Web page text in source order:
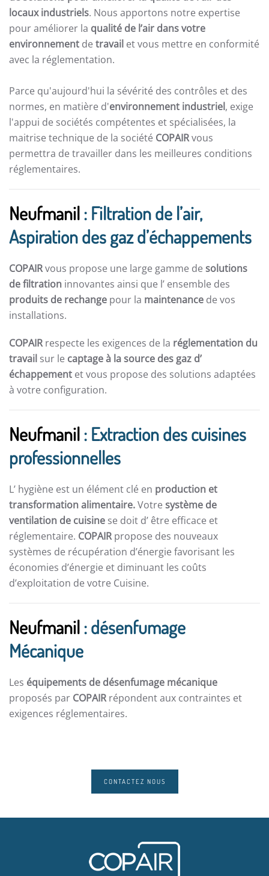
locaux industriels. Nous apportons notre expertise
pour améliorer la qualité de l’air dans votre
environnement de travail et vous mettre en conformité
avec la réglementation.
Parce qu'aujourd'hui la sévérité des contrôles et des
normes, en matière d'environnement industriel, exige
l'appui de sociétés compétentes et spécialisées, la
maitrise technique de la société COPAIRvous
permettra de travailler dans les meilleures conditions
réglementaires.
Neufmanil: Filtration de l’air,
Aspiration des gaz d’échappements
COPAIRvous propose une large gamme de solutions
de filtration innovantes ainsi que l’ ensemble des
produits de rechange pour la maintenance de vos
installations.
COPAIRrespecte les exigences de la réglementation du
travail sur le captage à la source des gaz d’
échappement et vous propose des solutions adaptées
à votre configuration.
Neufmanil: Extraction des cuisines
professionnelles
L’ hygiène est un élément clé en production et
transformation alimentaire.Votre système de
ventilation de cuisine se doit d’ être efficace et
réglementaire. COPAIRpropose des nouveaux
systèmes de récupération d’énergie favorisant les
économies d’énergie et diminuant les coûts
d’exploitation de votre Cuisine.
Neufmanil: désenfumage
Mécanique
Les équipements de désenfumage mécanique
proposés par COPAIRrépondent aux contraintes et
exigences réglementaires.
CONTACTEZ NOUS